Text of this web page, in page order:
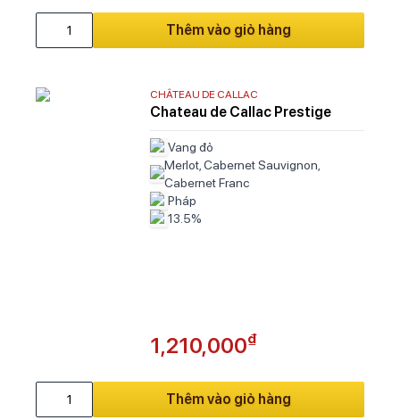
Thêm vào giỏ hàng
CHÂTEAU DE CALLAC
Chateau de Callac Prestige
Vang đỏ
Merlot, Cabernet Sauvignon,
Cabernet Franc
Pháp
13.5%
1,210,000₫
Thêm vào giỏ hàng